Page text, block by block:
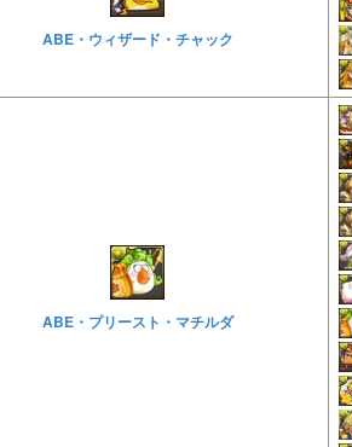
ABE・ウィザード・チャック
ABE・プリースト・マチルダ